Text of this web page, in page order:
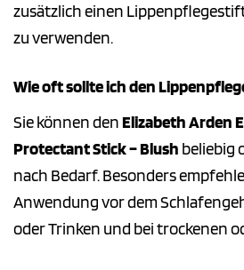
zusätzlich einen
zu verwenden.
Wie oft sollte ich den
Sie können denElizabeth Arden
Protectant Stick – Blush beliebig
nach Bedarf. Besonders
Anwendung vor dem
oder Trinken und bei trockenen